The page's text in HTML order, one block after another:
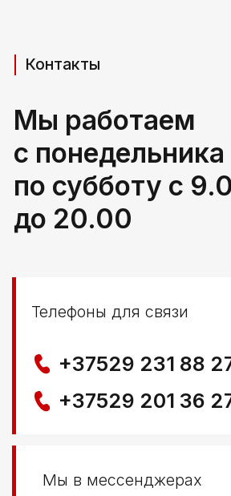
исполнительным комитетом 29.04.2025
Создание сайта Nastya Gurpa
Адрес производства (самовывоз)
г. Береза, ул Свердлова 165ж